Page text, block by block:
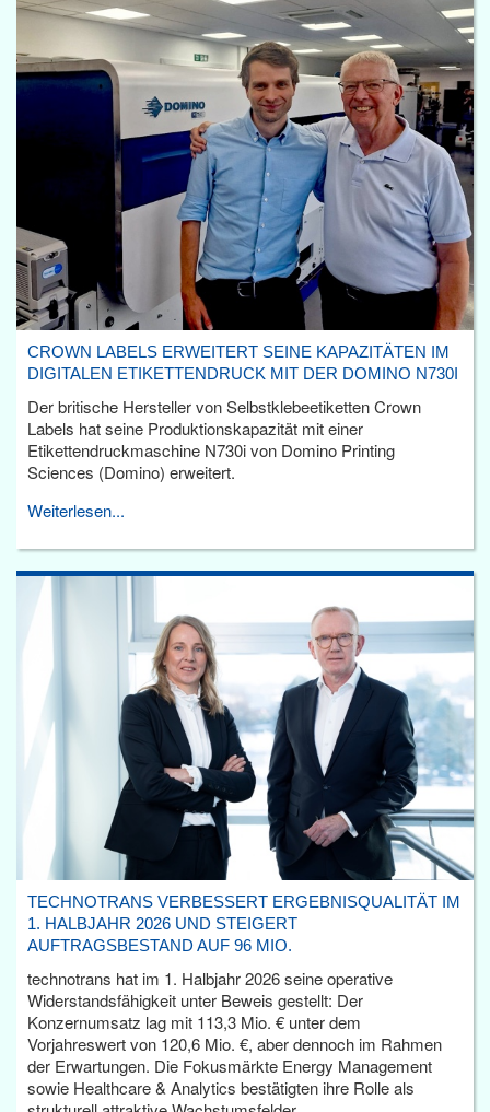
CROWN LABELS ERWEITERT SEINE KAPAZITÄTEN IM
DIGITALEN ETIKETTENDRUCK MIT DER DOMINO N730I
Der britische Hersteller von Selbstklebeetiketten Crown
Labels hat seine Produktionskapazität mit einer
Etikettendruckmaschine N730i von Domino Printing
Sciences (Domino) erweitert.
Weiterlesen...
TECHNOTRANS VERBESSERT ERGEBNISQUALITÄT IM
1. HALBJAHR 2026 UND STEIGERT
AUFTRAGSBESTAND AUF 96 MIO.
technotrans hat im 1. Halbjahr 2026 seine operative
Widerstandsfähigkeit unter Beweis gestellt: Der
Konzernumsatz lag mit 113,3 Mio. € unter dem
Vorjahreswert von 120,6 Mio. €, aber dennoch im Rahmen
der Erwartungen. Die Fokusmärkte Energy Management
sowie Healthcare & Analytics bestätigten ihre Rolle als